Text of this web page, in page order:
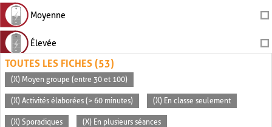
Moyenne
Élevée
TOUTES LES FICHES (53)
(X) Moyen groupe (entre 30 et 100)
(X) Activités élaborées (> 60 minutes) (X) En classe seulement
(X) Sporadiques (X) En plusieurs séances